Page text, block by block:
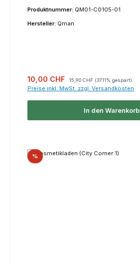
Produktnummer: QM01-C0105-01
Hersteller: Qman
Verkaufspreis:
10,00 CHF 15,90 CHF (37.11% gespart)
Preise inkl. MwSt. zzgl. Versandkosten
In den Warenkorb
%Rabatt